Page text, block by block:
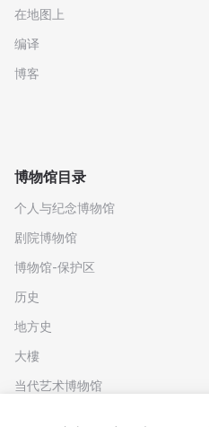
在地图上
编译
博客
博物馆目录
个人与纪念博物馆
剧院博物馆
博物馆-保护区
历史
地方史
大樓
当代艺术博物馆